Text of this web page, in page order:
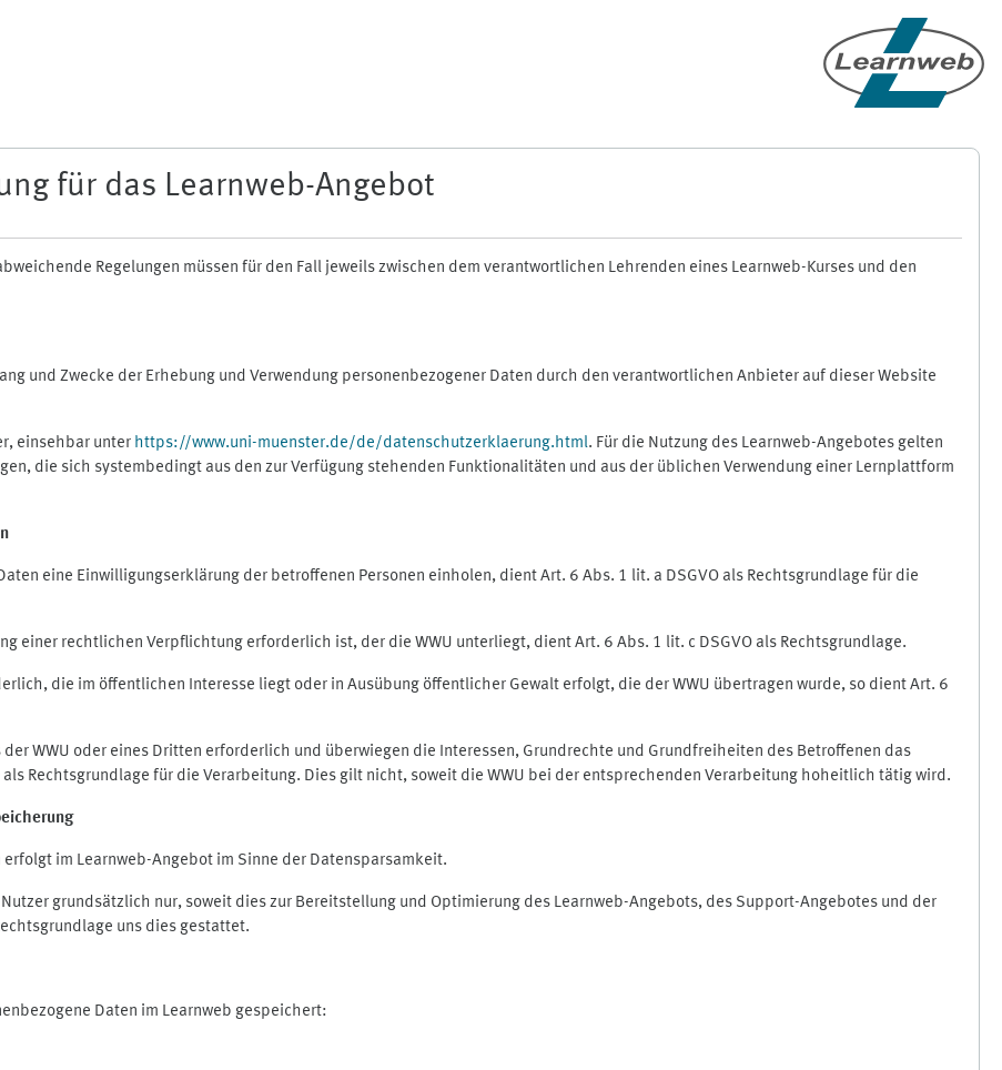
für das Learnweb-Angebot
Regelungen müssen für den Fall jeweils zwischen dem verantwortlichen Lehrenden eines Learnweb-Kurses und den
und Zwecke der Erhebung und Verwendung personenbezogener Daten durch den verantwortlichen Anbieter auf dieser Website
einsehbar unter https://www.uni-muenster.de/de/datenschutzerklaerung.html. Für die Nutzung des Learnweb-Angebotes gelten
die sich systembedingt aus den zur Verfügung stehenden Funktionalitäten und aus der üblichen Verwendung einer Lernplattform
eine Einwilligungserklärung der betroffenen Personen einholen, dient Art. 6 Abs. 1 lit. a DSGVO als Rechtsgrundlage für die
einer rechtlichen Verpflichtung erforderlich ist, der die WWU unterliegt, dient Art. 6 Abs. 1 lit. c DSGVO als Rechtsgrundlage.
die im öffentlichen Interesse liegt oder in Ausübung öffentlicher Gewalt erfolgt, die der WWU übertragen wurde, so dient Art. 6
WWU oder eines Dritten erforderlich und überwiegen die Interessen, Grundrechte und Grundfreiheiten des Betroffenen das
Rechtsgrundlage für die Verarbeitung. Dies gilt nicht, soweit die WWU bei der entsprechenden Verarbeitung hoheitlich tätig wird.
im Learnweb-Angebot im Sinne der Datensparsamkeit.
grundsätzlich nur, soweit dies zur Bereitstellung und Optimierung des Learnweb-Angebots, des Support-Angebotes und der
uns dies gestattet.
Daten im Learnweb gespeichert: